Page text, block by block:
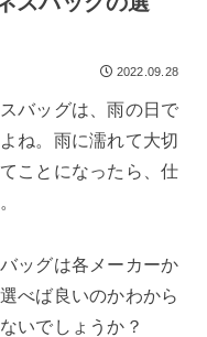
円
2022.09.28
バッグは、雨の日で
ね。雨に濡れて大切
ことになったら、仕
ッグは各メーカーか
べば良いのかわから
いでしょうか？